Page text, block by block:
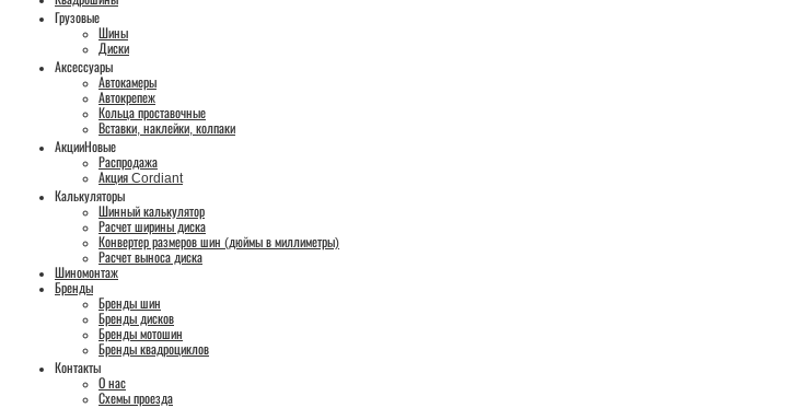
Грузовые
Шины
Диски
Аксессуары
Автокамеры
Автокрепеж
Кольца проставочные
Вставки, наклейки, колпаки
АкцииНовые
Распродажа
Акция Cordiant
Калькуляторы
Шинный калькулятор
Расчет ширины диска
Конвертер размеров шин (дюймы в миллиметры)
Расчет выноса диска
Шиномонтаж
Бренды
Бренды шин
Бренды дисков
Бренды мотошин
Бренды квадроциклов
Контакты
О нас
Схемы проезда